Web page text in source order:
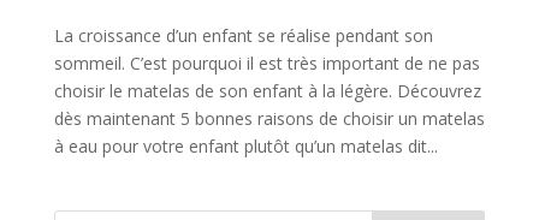
La croissance d’un enfant se réalise pendant son
sommeil. C’est pourquoi il est très important de ne pas
choisir le matelas de son enfant à la légère. Découvrez
dès maintenant 5 bonnes raisons de choisir un matelas
à eau pour votre enfant plutôt qu’un matelas dit...